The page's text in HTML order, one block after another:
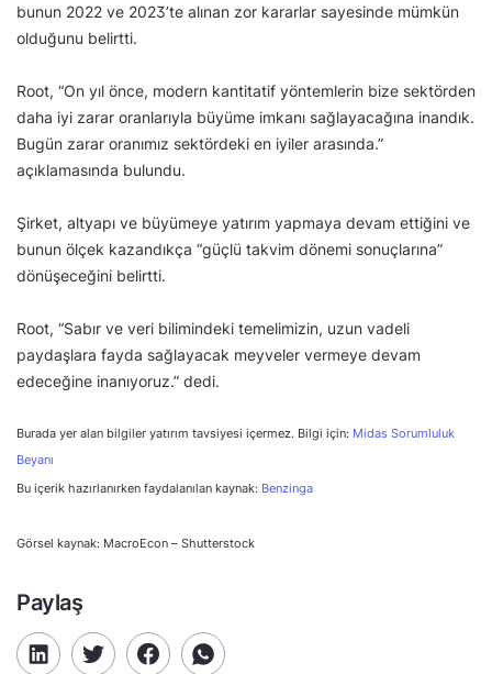
bunun 2022 ve 2023’te alınan zor kararlar sayesinde mümkün
olduğunu belirtti.
Root, “On yıl önce, modern kantitatif yöntemlerin bize sektörden
daha iyi zarar oranlarıyla büyüme imkanı sağlayacağına inandık.
Bugün zarar oranımız sektördeki en iyiler arasında.”
açıklamasında bulundu.
Şirket, altyapı ve büyümeye yatırım yapmaya devam ettiğini ve
bunun ölçek kazandıkça “güçlü takvim dönemi sonuçlarına”
dönüşeceğini belirtti.
Root, “Sabır ve veri bilimindeki temelimizin, uzun vadeli
paydaşlara fayda sağlayacak meyveler vermeye devam
edeceğine inanıyoruz.” dedi.
Burada yer alan bilgiler yatırım tavsiyesi içermez. Bilgi için: Midas Sorumluluk
Beyanı
Bu içerik hazırlanırken faydalanılan kaynak: Benzinga
Görsel kaynak: MacroEcon – Shutterstock
Paylaş